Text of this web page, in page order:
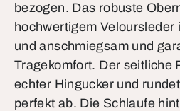
bezogen. Das robuste
hochwertigem Veloursleder
und anschmiegsam und
Tragekomfort. Der seitliche
echter Hingucker und
perfekt ab. Die Schlaufe